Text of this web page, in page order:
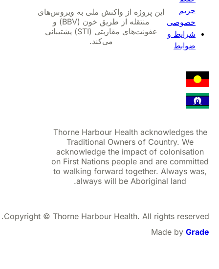
خصوصی
شرایط و
این پروژه از واکنش ملی به ویروس‌های
منتقله از طریق خون (BBV) و
عفونت‌های مقاربتی (STI) پشتیبانی
می‌کند.
Thorne Harbour Health acknowledges
Traditional Owners of Country. We
acknowledge the impact of
on First Nations people and are
to walking forward together. Always
always will be Aboriginal land.
Copyright © Thorne Harbour Health. All rights
Made by